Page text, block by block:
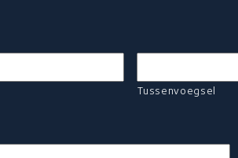
Tussenvoegsel